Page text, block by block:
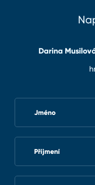
Darina
Jméno
Příjmení